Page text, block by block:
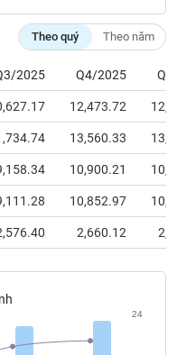
Theo quý Theo năm
2025 Q4/2025
12,473.72
13,560.33
10,900.21
10,852.97
2,660.12
24